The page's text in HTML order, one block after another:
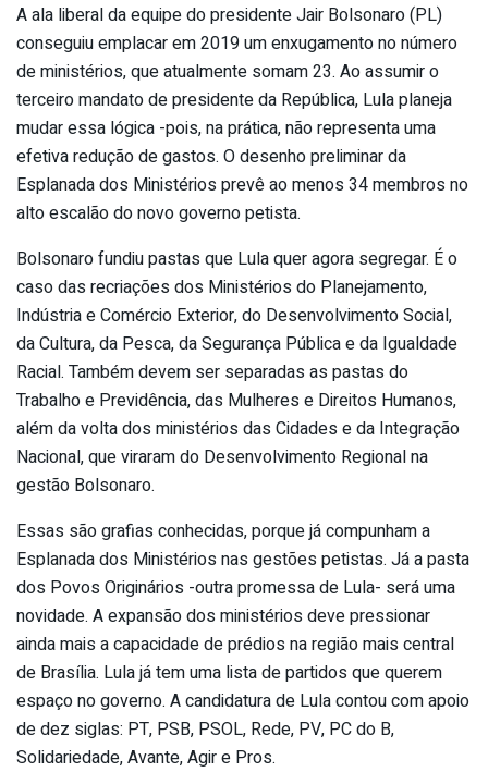
A ala liberal da equipe do presidente Jair Bolsonaro (PL)
conseguiu emplacar em 2019 um enxugamento no número
de ministérios, que atualmente somam 23. Ao assumir o
terceiro mandato de presidente da República, Lula planeja
mudar essa lógica -pois, na prática, não representa uma
efetiva redução de gastos. O desenho preliminar da
Esplanada dos Ministérios prevê ao menos 34 membros no
alto escalão do novo governo petista.
Bolsonaro fundiu pastas que Lula quer agora segregar. É o
caso das recriações dos Ministérios do Planejamento,
Indústria e Comércio Exterior, do Desenvolvimento Social,
da Cultura, da Pesca, da Segurança Pública e da Igualdade
Racial. Também devem ser separadas as pastas do
Trabalho e Previdência, das Mulheres e Direitos Humanos,
além da volta dos ministérios das Cidades e da Integração
Nacional, que viraram do Desenvolvimento Regional na
gestão Bolsonaro.
Essas são grafias conhecidas, porque já compunham a
Esplanada dos Ministérios nas gestões petistas. Já a pasta
dos Povos Originários -outra promessa de Lula- será uma
novidade. A expansão dos ministérios deve pressionar
ainda mais a capacidade de prédios na região mais central
de Brasília. Lula já tem uma lista de partidos que querem
espaço no governo. A candidatura de Lula contou com apoio
de dez siglas: PT, PSB, PSOL, Rede, PV, PC do B,
Solidariedade, Avante, Agir e Pros.